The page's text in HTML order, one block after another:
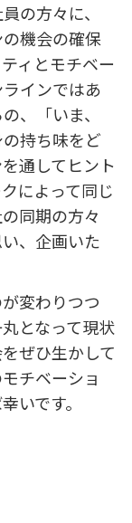
の方々に、
機会の確保
ィとモチベー
インではあ
、「いま、
持ち味をど
通してヒント
によって同じ
同期の方々
、企画いた
変わりつつ
となって現状
ぜひ生かして
チベーショ
いです。